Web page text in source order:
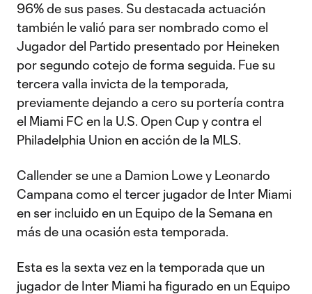
96% de sus pases. Su destacada actuación
también le valió para ser nombrado como el
Jugador del Partido presentado por Heineken
por segundo cotejo de forma seguida. Fue su
tercera valla invicta de la temporada,
previamente dejando a cero su portería contra
el Miami FC en la U.S. Open Cup y contra el
Philadelphia Union en acción de la MLS.
Callender se une a Damion Lowe y Leonardo
Campana como el tercer jugador de Inter Miami
en ser incluido en un Equipo de la Semana en
más de una ocasión esta temporada.
Esta es la sexta vez en la temporada que un
jugador de Inter Miami ha figurado en un Equipo